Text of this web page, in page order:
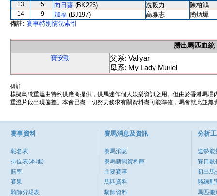
13 5 向日葵 (BK226) 冼毅力 陳柏鴻
14 9 加福 (BJ197) 高雅志
簡炳墀
備註: 賽事特別情況索引
勝出馬匹血統
寶安勁
父系: Valiyar
母系: My Lady Muriel
備註
模擬鳥瞰重溫由特約供應商提供，供馬迷作個人娛樂資訊之用。但由於香港馬
重溫片段出現偏差。本會已盡一切努力務求有關資料盡可能準確，馬會就此並
賽事資料
報名表
排位表(本地)
賠率
賽果
騎師分場表
賽馬消息及資訊
賽馬消息
賽馬新聞資料庫
主要賽事
馬匹資料
騎師資料
分析
速勢能
賽日數
初出馬
騎練配
馬匹搬